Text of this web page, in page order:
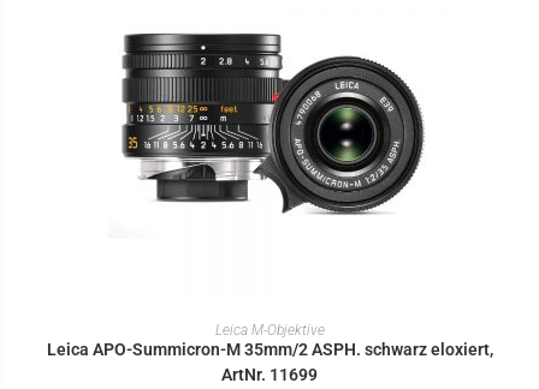
IN DEN WARENKORB
Leica M-Objektive
Leica APO-Summicron-M 35mm/2 ASPH. schwarz eloxiert,
ArtNr. 11699